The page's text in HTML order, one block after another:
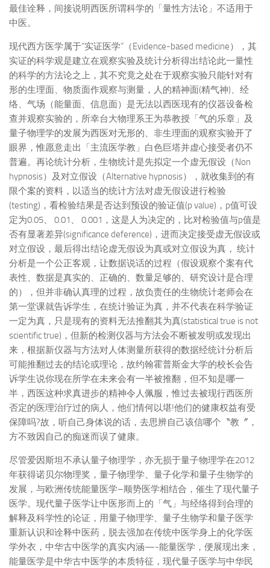
最佳诠释，间接说明西医所谓科学的「量性方法论」不适用于
中医。
现代西方医学属于“实证医学”（Evidence-based medicine），其
实证的科学观是建立在观察实验及统计分析得出结论此一量性
的科学的方法论之上，其不究竟之处在于观察实验只能针对有
形的生理面、物质面作观察与测量，人的精神面(精气神)、经
络、气场（能量面、信息面）是无法以西医现有的仪器设备检
查并观察实验的，所幸台大物理系王为恭教授「气的乐章」及
量子物理学的发展为西医对无形的、非生理面的观察实验开了
眼界，惟愿意走出「主流医学教」白色巨塔并虚心接受者仍不
普遍。再论统计分析，生物统计是先拟定一个虚无假设（Non
hypnosis）及对立假设（Alternative hypnosis），就收集到的有
限个案的资料，以适当的统计方法对虚无假设进行检验
(testing)，看检验结果是否达到预设的验证值(p value)，p值可设
定为0.05、 0.01、 0.001，这是人为决定的，比对检验值与p值是
否有显著差异(significance deference)，进而决定接受虚无假设或
对立假设，最后得出结论虚无假设为真或对立假设为真， 统计
分析是一个公正客观，让数据说话的过程（假设观察个案有代
表性、数据是真实的、正确的、数量足够的、研究设计是合理
的），但并非确认真理的过程，故负责任的生物统计老师会在
第一堂课就告诉学生，在统计验证为真，并不代表在科学验证
一定为真，只是现有的资料无法推翻其为真(statistical true is not
scientific true)，但新的检测仪器与方法会不断被发明或发现出
来，根据新仪器与方法对人体测量所获得的数据经统计分析后
可能推翻过去的结论或理论，故约翰霍普斯金大学的校长会告
诉学生说你现在所学在未来会有一半被推翻，但不知是哪一
半，西医这种求真进步的精神令人佩服，惟过去被现行西医所
否定的医理治疗过的病人，他们情何以堪!他们的健康权益有受
保障吗?故，听自己身体说的话，去思辨自己该信哪个〝教〞，
方不致因自己的痴迷而误了健康。
尽管爱因斯坦不承认量子物理学，亦无损于量子物理学在2012
年获得诺贝尔物理奖，量子物理学、量子化学和量子生物学的
发展，与欧洲传统能量医学–顺势医学相结合，催生了现代量子
医学。现代量子医学让中医形而上的「气」与经络得到合理的
解释及科学性的论证，用量子物理学、量子生物学和量子医学
重新认识和诠释中医药，脱去强加在传统中医学身上的化学医
学外衣，中华古中医学的真实内涵—-能量医学，便展现出来，
能量医学是中华古中医学的本质特征，现代量子医学与中华民